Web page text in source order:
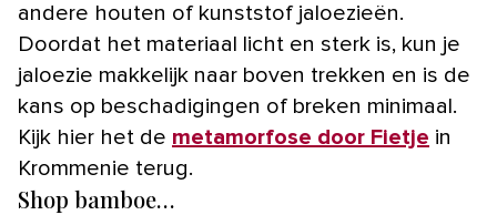
andere houten of kunststof jaloezieën.
Doordat het materiaal licht en sterk is, kun je
jaloezie makkelijk naar boven trekken en is de
kans op beschadigingen of breken minimaal.
Kijk hier het de metamorfose door Fietje in
Krommenie terug.
Shop bamboe…